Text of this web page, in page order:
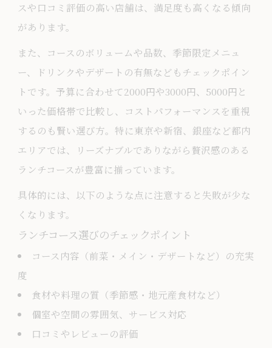
和食ランチコースで贅沢なひと時を堪能
コスパ重視のランチコース選びのコツ
お得なランチコースで贅沢な時間を過ご
す
コスパと満足度を両立させるランチコー
ス術
比較でわかるお得なランチコースの見極
め方
ランチコースのコスパ向上ポイントを紹
介
迷ったときはランチコース比較が成功の鍵
を発見
比較ポイントを押さえたランチコース選
び
スや口コミ評価の高い店舗は、満足度も高くなる傾向
があります。
また、コースのボリュームや品数、季節限定メニュ
ー、ドリンクやデザートの有無などもチェックポイン
トです。予算に合わせて2000円や3000円、5000円と
いった価格帯で比較し、コストパフォーマンスを重視
するのも賢い選び方。特に東京や新宿、銀座など都内
エリアでは、リーズナブルでありながら贅沢感のある
ランチコースが豊富に揃っています。
具体的には、以下のような点に注意すると失敗が少な
くなります。
ランチコース選びのチェックポイント
コース内容（前菜・メイン・デザートなど）の充実
度
食材や料理の質（季節感・地元産食材など）
個室や空間の雰囲気、サービス対応
口コミやレビューの評価